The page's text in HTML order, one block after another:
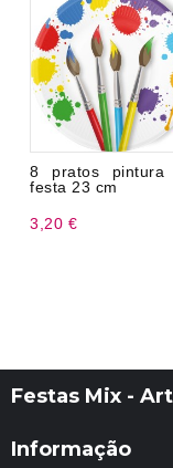
8 pratos pintura
festa 23 cm
3,20 €
Festas Mix -
Informação